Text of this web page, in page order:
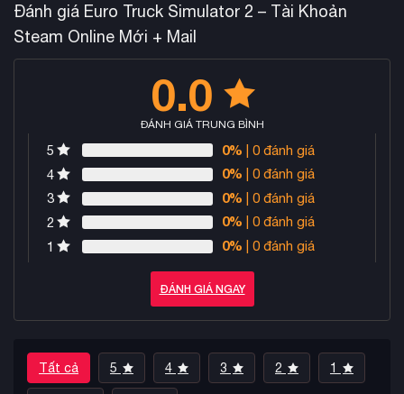
Đánh giá Euro Truck Simulator 2 – Tài Khoản
Steam Online Mới + Mail
0.0
ĐÁNH GIÁ TRUNG BÌNH
5 0% | 0 đánh giá
4
0% | 0 đánh giá
3
0% | 0 đánh giá
2
0% | 0 đánh giá
1
0% | 0 đánh giá
ĐÁNH GIÁ NGAY
Tất cả 5 4 3 2 1